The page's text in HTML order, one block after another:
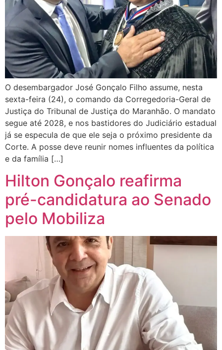
O desembargador José Gonçalo Filho assume, nesta
sexta-feira (24), o comando da Corregedoria-Geral de
Justiça do Tribunal de Justiça do Maranhão. O mandato
segue até 2028, e nos bastidores do Judiciário estadual
já se especula de que ele seja o próximo presidente da
Corte. A posse deve reunir nomes influentes da política
e da família […]
Hilton Gonçalo reafirma
pré-candidatura ao Senado
pelo Mobiliza